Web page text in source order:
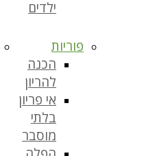
ילדים
פוריות
הכנה
להריון
אי פריון
בלתי
מוסבר